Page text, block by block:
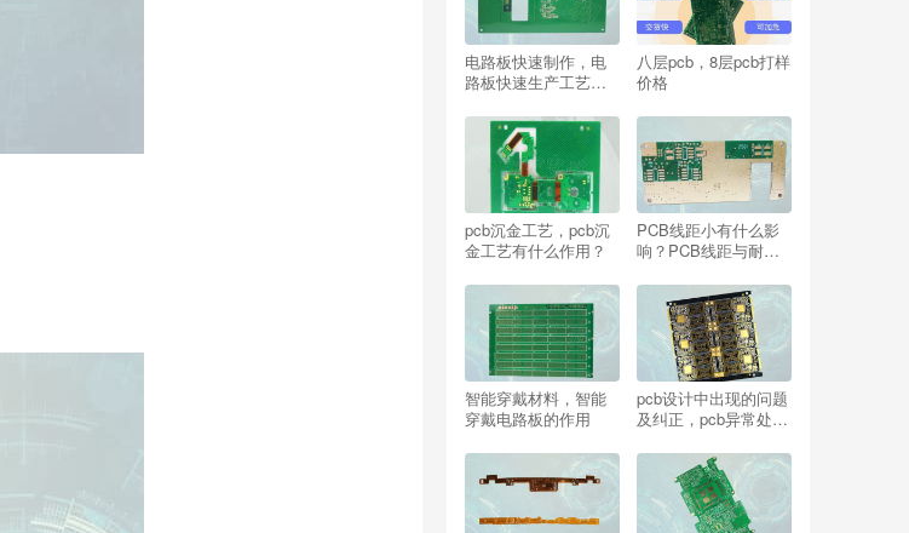
电路板快速制作，电
路板快速生产工艺流
八层pcb，8层pcb打样
价格
pcb沉金工艺，pcb沉
金工艺有什么作用？
PCB线距小有什么影
响？PCB线距与耐电
智能穿戴材料，智能
穿戴电路板的作用
pcb设计中出现的问题
及纠正，pcb异常处理